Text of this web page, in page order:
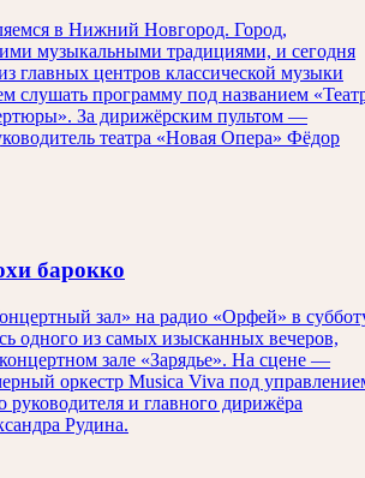
в Нижний Новгород. Город,
музыкальными традициями, и сегодня
главных центров классической музыки
слушать программу под названием
За дирижёрским пультом —
театра «Новая Опера» Фёдор
барокко
зал» на радио «Орфей» в
одного из самых изысканных вечеров,
зале «Зарядье». На сцене —
оркестр Musica Viva под
руководителя и главного дирижёра
Рудина.